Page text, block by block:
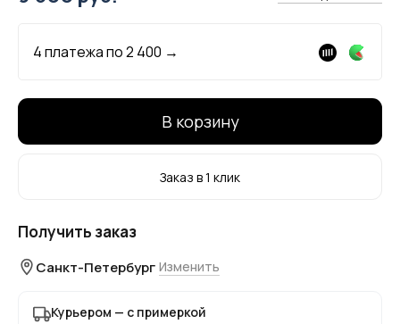
4 платежа по2 400 →
В корзину
Заказ в 1 клик
Получить заказ
Санкт-Петербург Изменить
Курьером — с примеркой